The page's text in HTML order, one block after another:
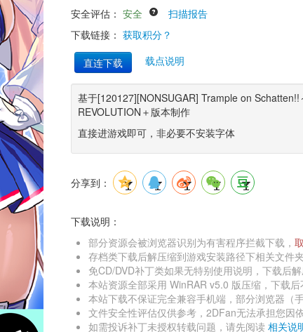
安全评估： 安全
扫描报告
下载链接： 获取积分？
直连下载
载点说明
基于[120127][NONSUGAR] Trample on Schatten!!
REVOLUTION＋版本制作
直接进游戏即可，非必要不安装字体
分享到：
下载说明：
部分资源会被浏览器识别为有害程序拦截下载，
存档类下载后解压缩到游戏安装路径下相关文件
免CD/DVD补丁类如果无特别使用说明，下载后
本站资源全部采用 WinRAR v5.0 版压缩，下载后
本站下载不保证完全兼容手机端，部分浏览器（
文件安全性评估仅供参考，2DFan无法承担您因
如需投诉补丁未授权转载问题，请先阅读 相关说